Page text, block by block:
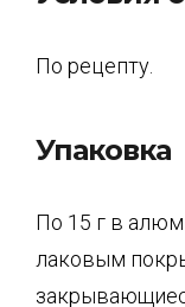
По рецепту.
Упаковка
По 15 г в
лаковым